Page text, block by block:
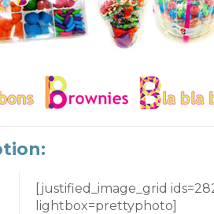
[justified_image_grid
lightbox=prettyphoto]